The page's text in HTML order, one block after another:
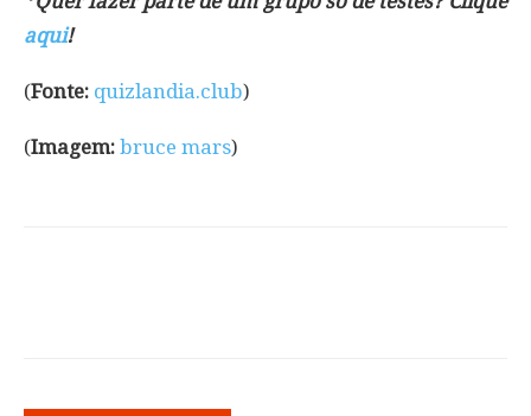
aqui!
(Fonte: quizlandia.club)
(Imagem: bruce mars)